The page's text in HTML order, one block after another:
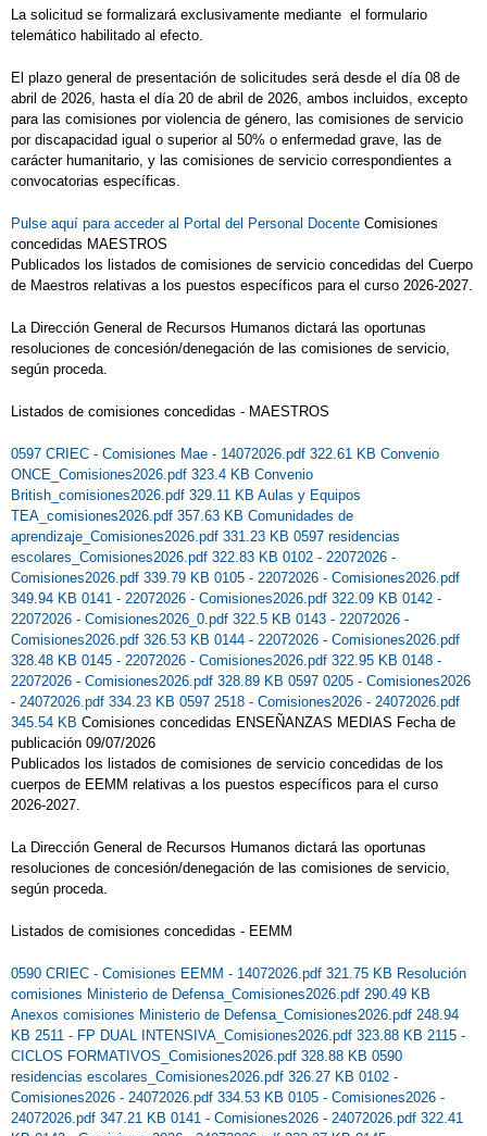
HALLOWEEN 3 HALLOWEEN2
II DESPLAZAMIENTO ACTIVO AL COLE
II OLIMPIADA ESCOLAR DE AJEDREZ
ESCOLARES
INFANTIL
JORNADA DE PUERTAS ABIERTAS
JORNADA SOBRE RUEDAS 2025
JORNADA SOBRE RUEDAS
LA DEPORTISTA ISABEL FERNÁNDEZ
VIVITA NUESTRO COLEGIO
LA NAVIDAD LLEGÓ AL COLE
LECTURAS RECOMENDADAS EDUCAIÓN
MANUAL LIBRO DIGITAL 1º DE
MATRICULACIÓN CURSO 2025-26
NAVIDAD 2022
NOS DIVERTIMOS EN EL PARQUE
NUEVA APP DE LA EMPRESA DE
COMEDOR MEDITERRÁNEA
ORGANIZACIÓN ENTRADAS Y SALIDAS
La solicitud se formalizará exclusivamente mediante el formulario
telemático habilitado al efecto.
El plazo general de presentación de solicitudes será desde el día 08 de
abril de 2026, hasta el día 20 de abril de 2026, ambos incluidos, excepto
para las comisiones por violencia de género, las comisiones de servicio
por discapacidad igual o superior al 50% o enfermedad grave, las de
carácter humanitario, y las comisiones de servicio correspondientes a
convocatorias específicas.
Pulse aquí para acceder al Portal del Personal Docente Comisiones
concedidas MAESTROS
Publicados los listados de comisiones de servicio concedidas del Cuerpo
de Maestros relativas a los puestos específicos para el curso 2026-2027.
La Dirección General de Recursos Humanos dictará las oportunas
resoluciones de concesión/denegación de las comisiones de servicio,
según proceda.
Listados de comisiones concedidas - MAESTROS
0597 CRIEC - Comisiones Mae - 14072026.pdf 322.61 KB Convenio
ONCE_Comisiones2026.pdf 323.4 KB Convenio
British_comisiones2026.pdf 329.11 KB Aulas y Equipos
TEA_comisiones2026.pdf 357.63 KB Comunidades de
aprendizaje_Comisiones2026.pdf 331.23 KB 0597 residencias
escolares_Comisiones2026.pdf 322.83 KB 0102 - 22072026 -
Comisiones2026.pdf 339.79 KB 0105 - 22072026 - Comisiones2026.pdf
349.94 KB 0141 - 22072026 - Comisiones2026.pdf 322.09 KB 0142 -
22072026 - Comisiones2026_0.pdf 322.5 KB 0143 - 22072026 -
Comisiones2026.pdf 326.53 KB 0144 - 22072026 - Comisiones2026.pdf
328.48 KB 0145 - 22072026 - Comisiones2026.pdf 322.95 KB 0148 -
22072026 - Comisiones2026.pdf 328.89 KB 0597 0205 - Comisiones2026
- 24072026.pdf 334.23 KB 0597 2518 - Comisiones2026 - 24072026.pdf
345.54 KB Comisiones concedidas ENSEÑANZAS MEDIAS Fecha de
publicación 09/07/2026
Publicados los listados de comisiones de servicio concedidas de los
cuerpos de EEMM relativas a los puestos específicos para el curso
2026-2027.
La Dirección General de Recursos Humanos dictará las oportunas
resoluciones de concesión/denegación de las comisiones de servicio,
según proceda.
Listados de comisiones concedidas - EEMM
0590 CRIEC - Comisiones EEMM - 14072026.pdf 321.75 KB Resolución
comisiones Ministerio de Defensa_Comisiones2026.pdf 290.49 KB
Anexos comisiones Ministerio de Defensa_Comisiones2026.pdf 248.94
KB 2511 - FP DUAL INTENSIVA_Comisiones2026.pdf 323.88 KB 2115 -
CICLOS FORMATIVOS_Comisiones2026.pdf 328.88 KB 0590
residencias escolares_Comisiones2026.pdf 326.27 KB 0102 -
Comisiones2026 - 24072026.pdf 334.53 KB 0105 - Comisiones2026 -
24072026.pdf 347.21 KB 0141 - Comisiones2026 - 24072026.pdf 322.41